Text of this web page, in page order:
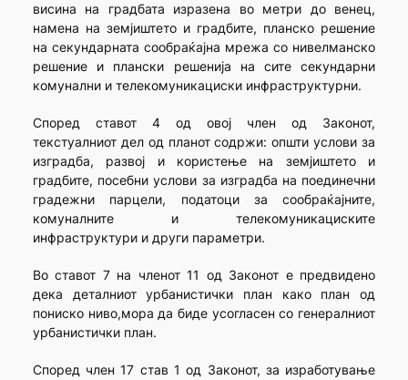
висина на градбата изразена во метри до венец,
намена на земјиштето и градбите, планско решение
на секундарната сообраќајна мрежа со нивелманско
решение и плански решенија на сите секундарни
комунални и телекомуникациски инфраструктурни.
Според ставот 4 од овој член од Законот,
текстуалниот дел од планот содржи: општи услови за
изградба, развој и користење на земјиштето и
градбите, посебни услови за изградба на поединечни
градежни парцели, податоци за сообраќајните,
комуналните и телекомуникациските
инфраструктури и други параметри.
Во ставот 7 на членот 11 од Законот е предвидено
дека деталниот урбанистички план како план од
пониско ниво,мора да биде усогласен со генералниот
урбанистички план.
Според член 17 став 1 од Законот, за изработување